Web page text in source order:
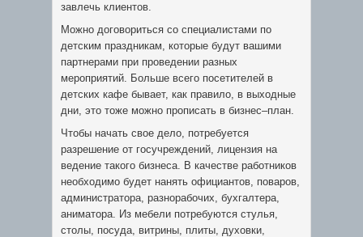
завлечь клиентов.
Можно договориться со специалистами по
детским праздникам, которые будут вашими
партнерами при проведении разных
мероприятий. Больше всего посетителей в
детских кафе бывает, как правило, в выходные
дни, это тоже можно прописать в бизнес–план.
Чтобы начать свое дело, потребуется
разрешение от госучреждений, лицензия на
ведение такого бизнеса. В качестве работников
необходимо будет нанять официантов, поваров,
администратора, разнорабочих, бухгалтера,
аниматора. Из мебели потребуются стулья,
столы, посуда, витрины, плиты, духовки,